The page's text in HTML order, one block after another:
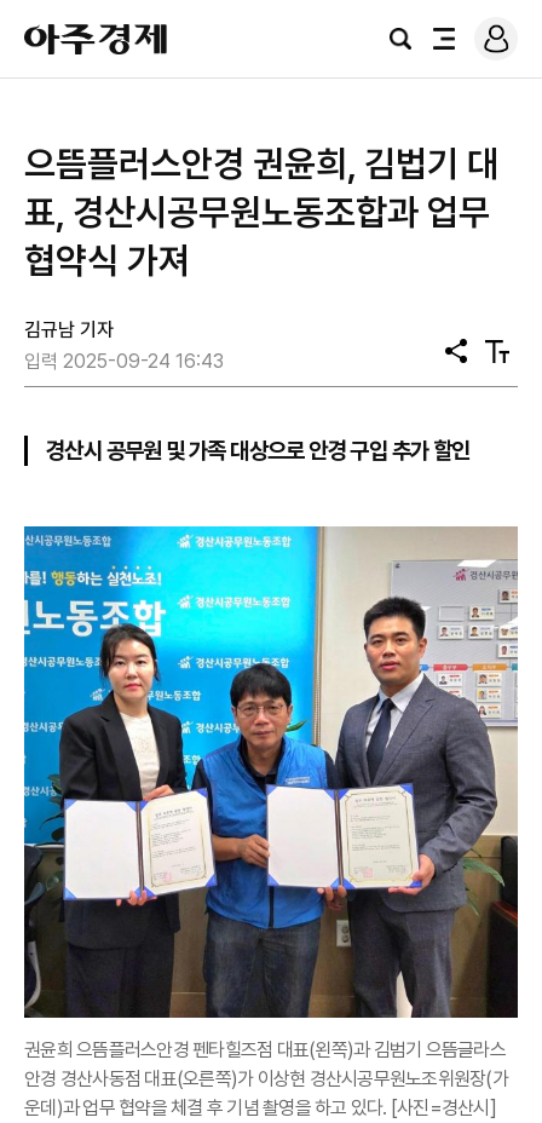
아
주
경
검
전
로
그
으뜸플러스안경 권윤희, 김법기 대
표, 경산시공무원노동조합과 업무
협약식 가져
김규남 기자
입력 2025-09-24 16:43
공
유
텍
스
경산시 공무원 및 가족 대상으로 안경 구입 추가 할인
권윤희 으뜸플러스안경 펜타힐즈점 대표(왼쪽)과 김범기 으뜸글라스
안경 경산사동점 대표(오른쪽)가 이상현 경산시공무원노조위원장(가
운데)과 업무 협약을 체결 후 기념 촬영을 하고 있다. [사진=경산시]